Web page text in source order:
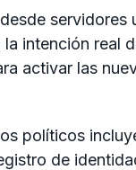
servidores
intención real
activar las
políticos
de